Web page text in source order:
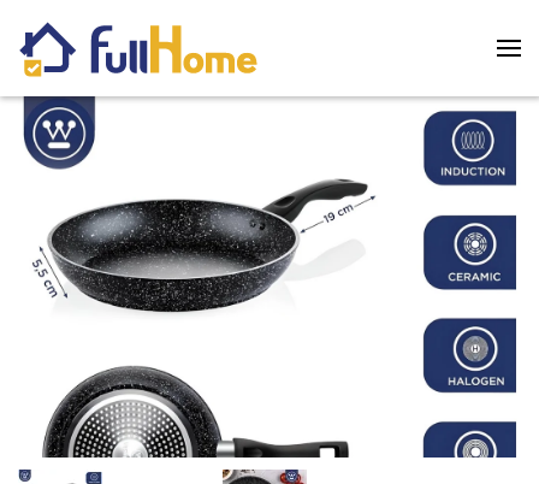
Skip to main content